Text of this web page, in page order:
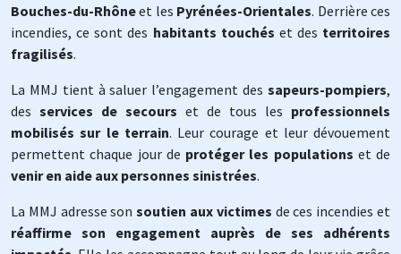
Bouches-du-Rhôneet les Pyrénées-Orientales. Derrière ces
incendies, ce sont des habitants touchés et des territoires
fragilisés.
La MMJ tient à saluer l’engagement des sapeurs-pompiers,
des services de secours et de tous les professionnels
mobilisés sur le terrain. Leur courage et leur dévouement
permettent chaque jour de protéger les populations et de
venir en aide aux personnes sinistrées.
La MMJ adresse sonsoutien aux victimes de ces incendies et
réaffirme son engagement auprès de ses adhérents